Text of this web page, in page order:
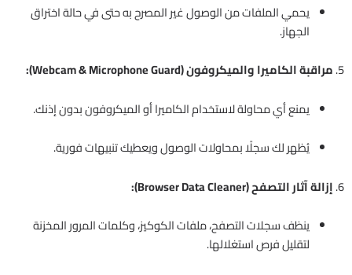
يحمي الملفات من الوصول غير المصرح به حتى في حالة اختراق
الجهاز.
5. مراقبة الكاميرا والميكروفون (Webcam & Microphone Guard):
يمنع أي محاولة لاستخدام الكاميرا أو الميكروفون بدون إذنك.
يُظهر لك سجلًا بمحاولات الوصول ويعطيك تنبيهات فورية.
6. إزالة آثار التصفح (Browser Data Cleaner):
ينظف سجلات التصفح، ملفات الكوكيز، وكلمات المرور المخزنة
لتقليل فرص استغلالها.